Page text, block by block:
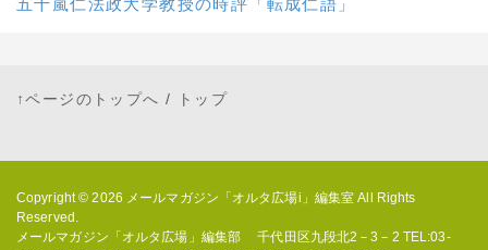
↑ページのトップへ / トップ
Copyright © 2026 メールマガジン「オルタ広場i」編集室 All Rights
Reserved.
メールマガジン「オルタ広場」編集部 千代田区九段北2－3－2 TEL:03-